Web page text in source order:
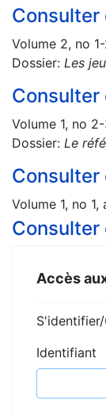
Consulter
Volume 2, no
Dossier: Les
Consulter
Volume 1, no
Dossier: Le
Consulter
Volume 1, no
Consulter
Accès
Identifiant